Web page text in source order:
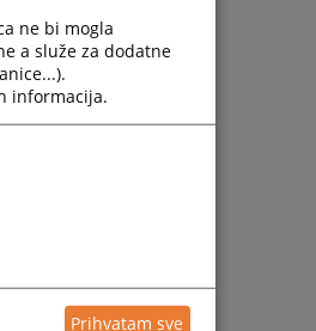
ne bi mogla
a služe za dodatne
informacija.
Prihvatam sve